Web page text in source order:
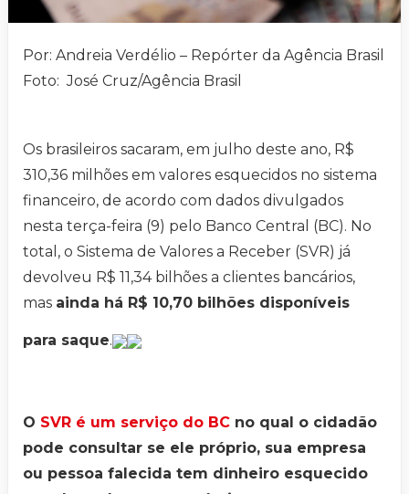
Por: Andreia Verdélio – Repórter da Agência Brasil
Foto: José Cruz/Agência Brasil
Os brasileiros sacaram, em julho deste ano, R$
310,36 milhões em valores esquecidos no sistema
financeiro, de acordo com dados divulgados
nesta terça-feira (9) pelo Banco Central (BC). No
total, o Sistema de Valores a Receber (SVR) já
devolveu R$ 11,34 bilhões a clientes bancários,
mas ainda há R$ 10,70 bilhões disponíveis
para saque.
O SVR é um serviço do BC no qual o cidadão
pode consultar se ele próprio, sua empresa
ou pessoa falecida tem dinheiro esquecido